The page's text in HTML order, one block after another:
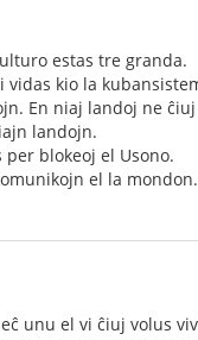
estas tre granda.
kio la
En niaj landoj ne
landojn.
blokeoj el Usono.
el la mondon.
unu el vi ĉiuj volus